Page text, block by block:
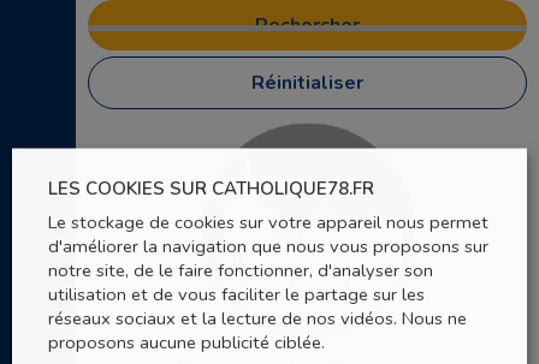
Réinitialiser
LES COOKIES SUR CATHOLIQUE78.FR
Le stockage de cookies sur votre appareil nous permet
d'améliorer la navigation que nous vous proposons sur
notre site, de le faire fonctionner, d'analyser son
utilisation et de vous faciliter le partage sur les
réseaux sociaux et la lecture de nos vidéos. Nous ne
proposons aucune publicité ciblée.